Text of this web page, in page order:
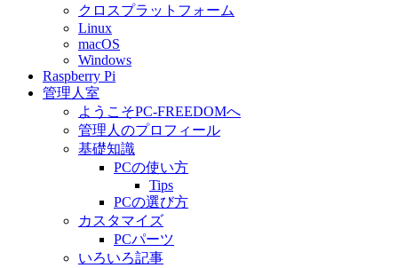
クロスプラットフォーム
Linux
macOS
Windows
Raspberry Pi
管理人室
ようこそPC-FREEDOMへ
管理人のプロフィール
基礎知識
PCの使い方
Tips
PCの選び方
カスタマイズ
PCパーツ
いろいろ記事